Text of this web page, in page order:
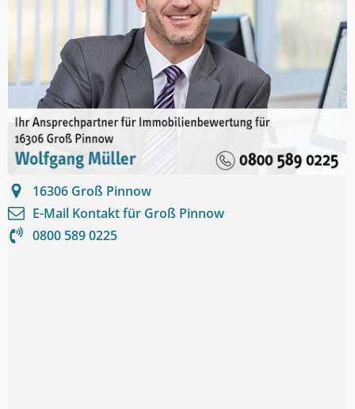
16306 Groß Pinnow
E-Mail Kontakt für Groß Pinnow
0800 589 0225